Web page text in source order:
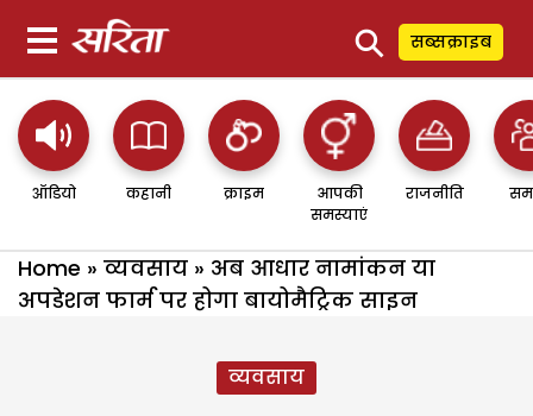
⚲ सब्सक्राइब
ऑडियो कहानी क्राइम
आपकी
समस्याएं
राजनीति
Home » व्यवसाय » अब आधार नामांकन या
अपडेशन फार्म पर होगा बायोमैट्रिक साइन
व्यवसाय